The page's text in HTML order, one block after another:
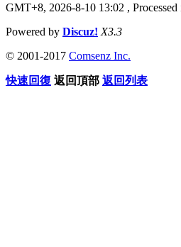
GMT+8, 2026-8-10 13:02 ,
Powered by Discuz! X3.3
© 2001-2017 Comsenz Inc.
快速回復 返回頂部 返回列表